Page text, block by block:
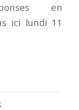
en
ici lundi 11